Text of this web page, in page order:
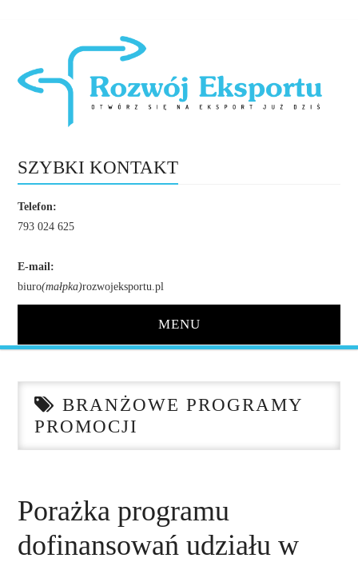
SZYBKI KONTAKT
Telefon:
793 024 625
E-mail:
biuro(małpka)rozwojeksportu.pl
MENU
O NAS
DORADZTWO
PLAN ROZWOJU EKSPORTU
BRANŻOWE PROGRAMY
PROMOCJI
Porażka programu
dofinansowań udziału w